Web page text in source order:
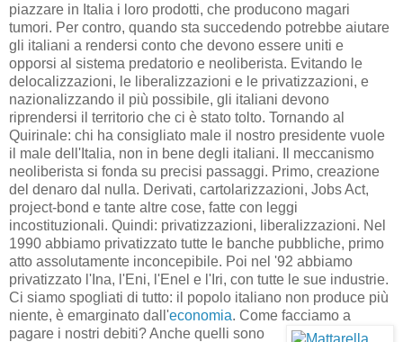
piazzare in Italia i loro prodotti, che producono magari
tumori. Per contro, quando sta succedendo potrebbe aiutare
gli italiani a rendersi conto che devono essere uniti e
opporsi al sistema predatorio e neoliberista. Evitando le
delocalizzazioni, le liberalizzazioni e le privatizzazioni, e
nazionalizzando il più possibile, gli italiani devono
riprendersi il territorio che ci è stato tolto. Tornando al
Quirinale: chi ha consigliato male il nostro presidente vuole
il male dell'Italia, non in bene degli italiani. Il meccanismo
neoliberista si fonda su precisi passaggi. Primo, creazione
del denaro dal nulla. Derivati, cartolarizzazioni, Jobs Act,
project-bond e tante altre cose, fatte con leggi
incostituzionali. Quindi: privatizzazioni, liberalizzazioni. Nel
1990 abbiamo privatizzato tutte le banche pubbliche, primo
atto assolutamente inconcepibile. Poi nel '92 abbiamo
privatizzato l'Ina, l'Eni, l'Enel e l'Iri, con tutte le sue industrie.
Ci siamo spogliati di tutto: il popolo italiano non produce più
niente, è emarginato dall'economia. Come facciamo a
pagare i nostri debiti? Anche quelli sono